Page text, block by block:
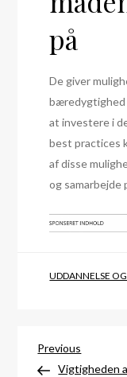
på
De giver
bæredygtighed
at investere i
best practices
af disse
og
UDDANNELSE OG
Previous
Post
Previous
Vigtigheden